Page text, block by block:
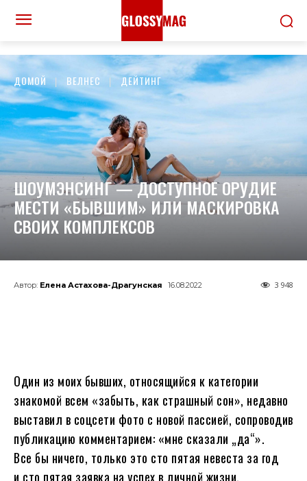
ДОМОЙ ВЕЛНЕС ДЕЙТИНГ
ШОУМЭНСИНГ — ДОСТУПНОЕ ОРУДИЕ
МЕСТИ «БЫВШИМ» ИЛИ МАСКИРОВКА
СВОИХ КОМПЛЕКСОВ
Автор: Елена Астахова-Драгунская 16.08.2022 3 948
Один из моих бывших, относящийся к категории
знакомой всем «забыть, как страшный сон», недавно
выставил в соцсети фото с новой пассией, сопроводив
публикацию комментарием: «мне сказали „да“».
Все бы ничего, только это сто пятая невеста за год
и сто пятая заявка на успех в личной жизни.